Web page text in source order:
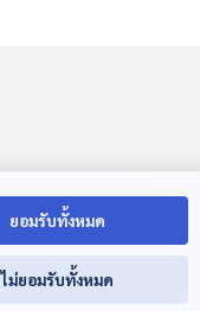
ยอมรับทั้งหมด
ไม่ยอมรับทั้งหมด